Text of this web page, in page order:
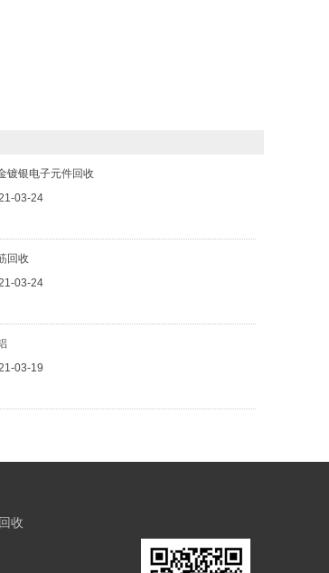
镀银电子元件回收
03-24
回收
03-24
03-19
收